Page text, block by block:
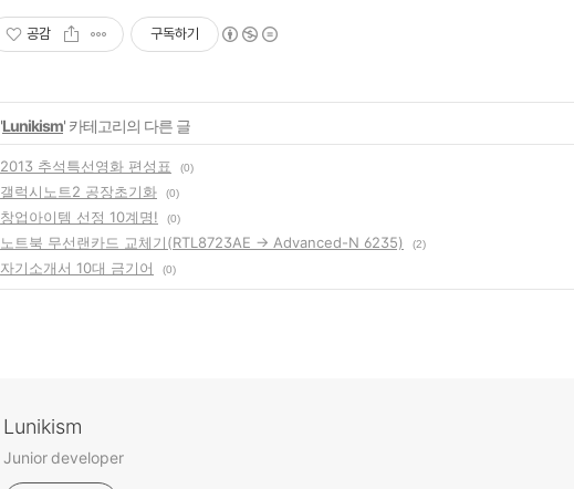
공감 구독하기
'Lunikism' 카테고리의 다른 글
2013 추석특선영화 편성표 (0)
갤럭시노트2 공장초기화 (0)
창업아이템 선정 10계명! (0)
노트북 무선랜카드 교체기(RTL8723AE → Advanced-N 6235) (2)
자기소개서 10대 금기어 (0)
Lunikism
Junior developer